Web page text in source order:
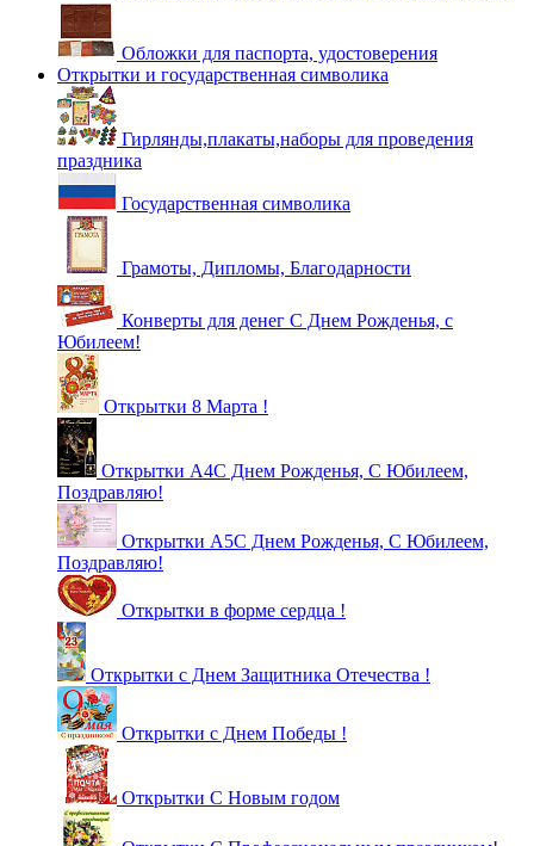
Обложки для паспорта, удостоверения
Открытки и государственная символика
Гирлянды,плакаты,наборы для проведения
праздника
Государственная символика
Грамоты, Дипломы, Благодарности
Конверты для денег С Днем Рожденья, с
Юбилеем!
Открытки 8 Марта !
Открытки А4С Днем Рожденья, С Юбилеем,
Поздравляю!
Открытки А5С Днем Рожденья, С Юбилеем,
Поздравляю!
Открытки в форме сердца !
Открытки с Днем Защитника Отечества !
Открытки с Днем Победы !
Открытки С Новым годом